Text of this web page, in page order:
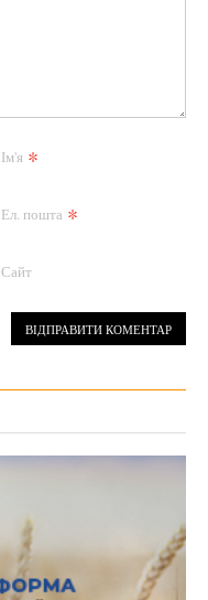
Ім'я *
Ел. пошта *
Сайт